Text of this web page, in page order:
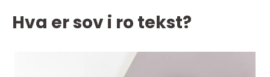
Hva er sov i ro tekst?